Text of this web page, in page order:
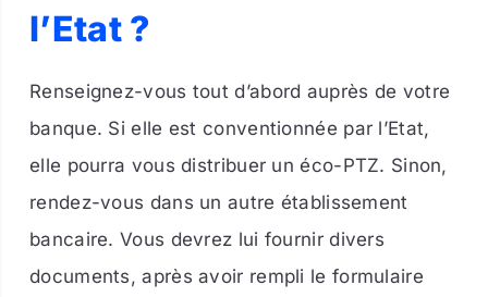
l’Etat ?
Renseignez-vous tout d’abord auprès de votre
banque. Si elle est conventionnée par l’Etat,
elle pourra vous distribuer un éco-PTZ. Sinon,
rendez-vous dans un autre établissement
bancaire. Vous devrez lui fournir divers
documents, après avoir rempli le formulaire